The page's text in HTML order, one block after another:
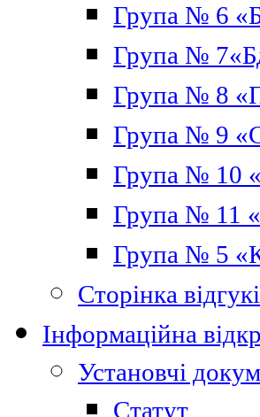
Група № 6
Група №
Група № 8
Група № 9
Група № 10
Група № 11
Група № 5
Сторінка
Інформаційна
Установчі
Статут